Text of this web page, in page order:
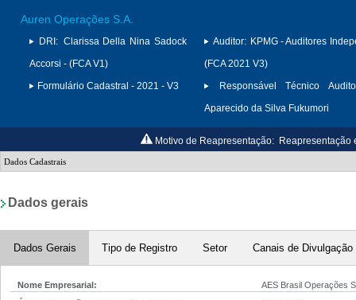
Auren Operações S.A.
DRI: Clarissa Della Nina Sadock
Accorsi - (FCA V1)
Formulário Cadastral - 2021 - V3
Auditor: KPMG - Auditores
(FCA 2021 V3)
Responsável Técnico
Aparecido da Silva Fukumori
Motivo de Reapresentação: Reapresentação